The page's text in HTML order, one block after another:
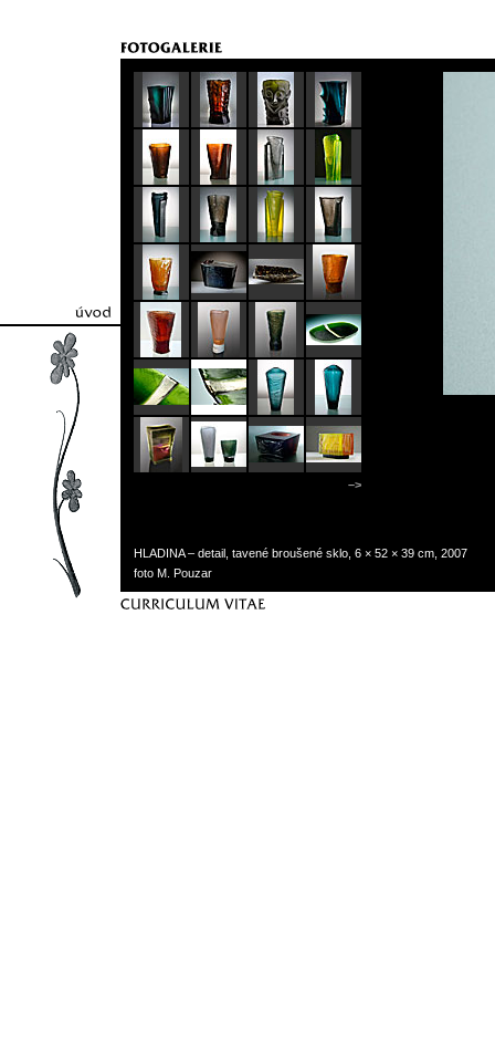
–>
HLADINA – detail, tavené broušené sklo, 6 × 52 × 39 cm, 2007
foto M. Pouzar
curriculum vitae